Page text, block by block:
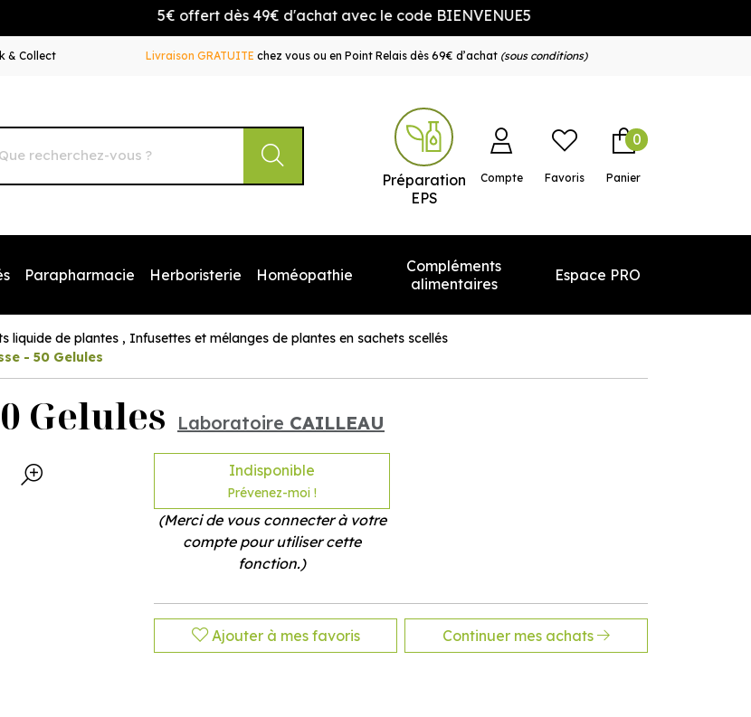
5€ offert dès 49€ d'achat avec le code BIENVENUE5
& Collect Livraison GRATUITE chez vous ou en Point Relais dès 69€ d’achat (sous conditions)
de la Pharmacie Votre pharmacie en ligne à votre service
Préparation
EPS
Compte Favoris Panier
0
Parapharmacie Herboristerie Homéopathie
Compléments
alimentaires
Espace PRO
liquide de plantes , Infusettes et mélanges de plantes en sachets scellés
- 50 Gelules
Gelules Laboratoire CAILLEAU
Indisponible
Prévenez-moi !
(Merci de vous connecter à votre
compte pour utiliser cette
fonction.)
Ajouter à mes favoris Continuer mes achats